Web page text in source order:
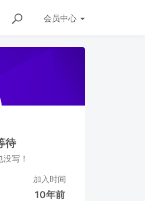
会员中心
待
写！
加入时间
10年前